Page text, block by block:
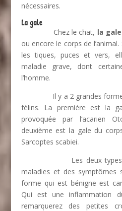
nécessaires.
La gale
Chez le chat, la gale
ou encore le corps de
les tiques, puces et vers,
maladie grave, dont
l’homme.
Il y a 2 grandes formes
félins. La première est la
provoquée par l’acarien
deuxième est la gale du
Sarcoptes scabiei.
Les deux types de
maladies et des symptômes
forme qui est bénigne est
Qui est une inflammation
remarquerez des petites